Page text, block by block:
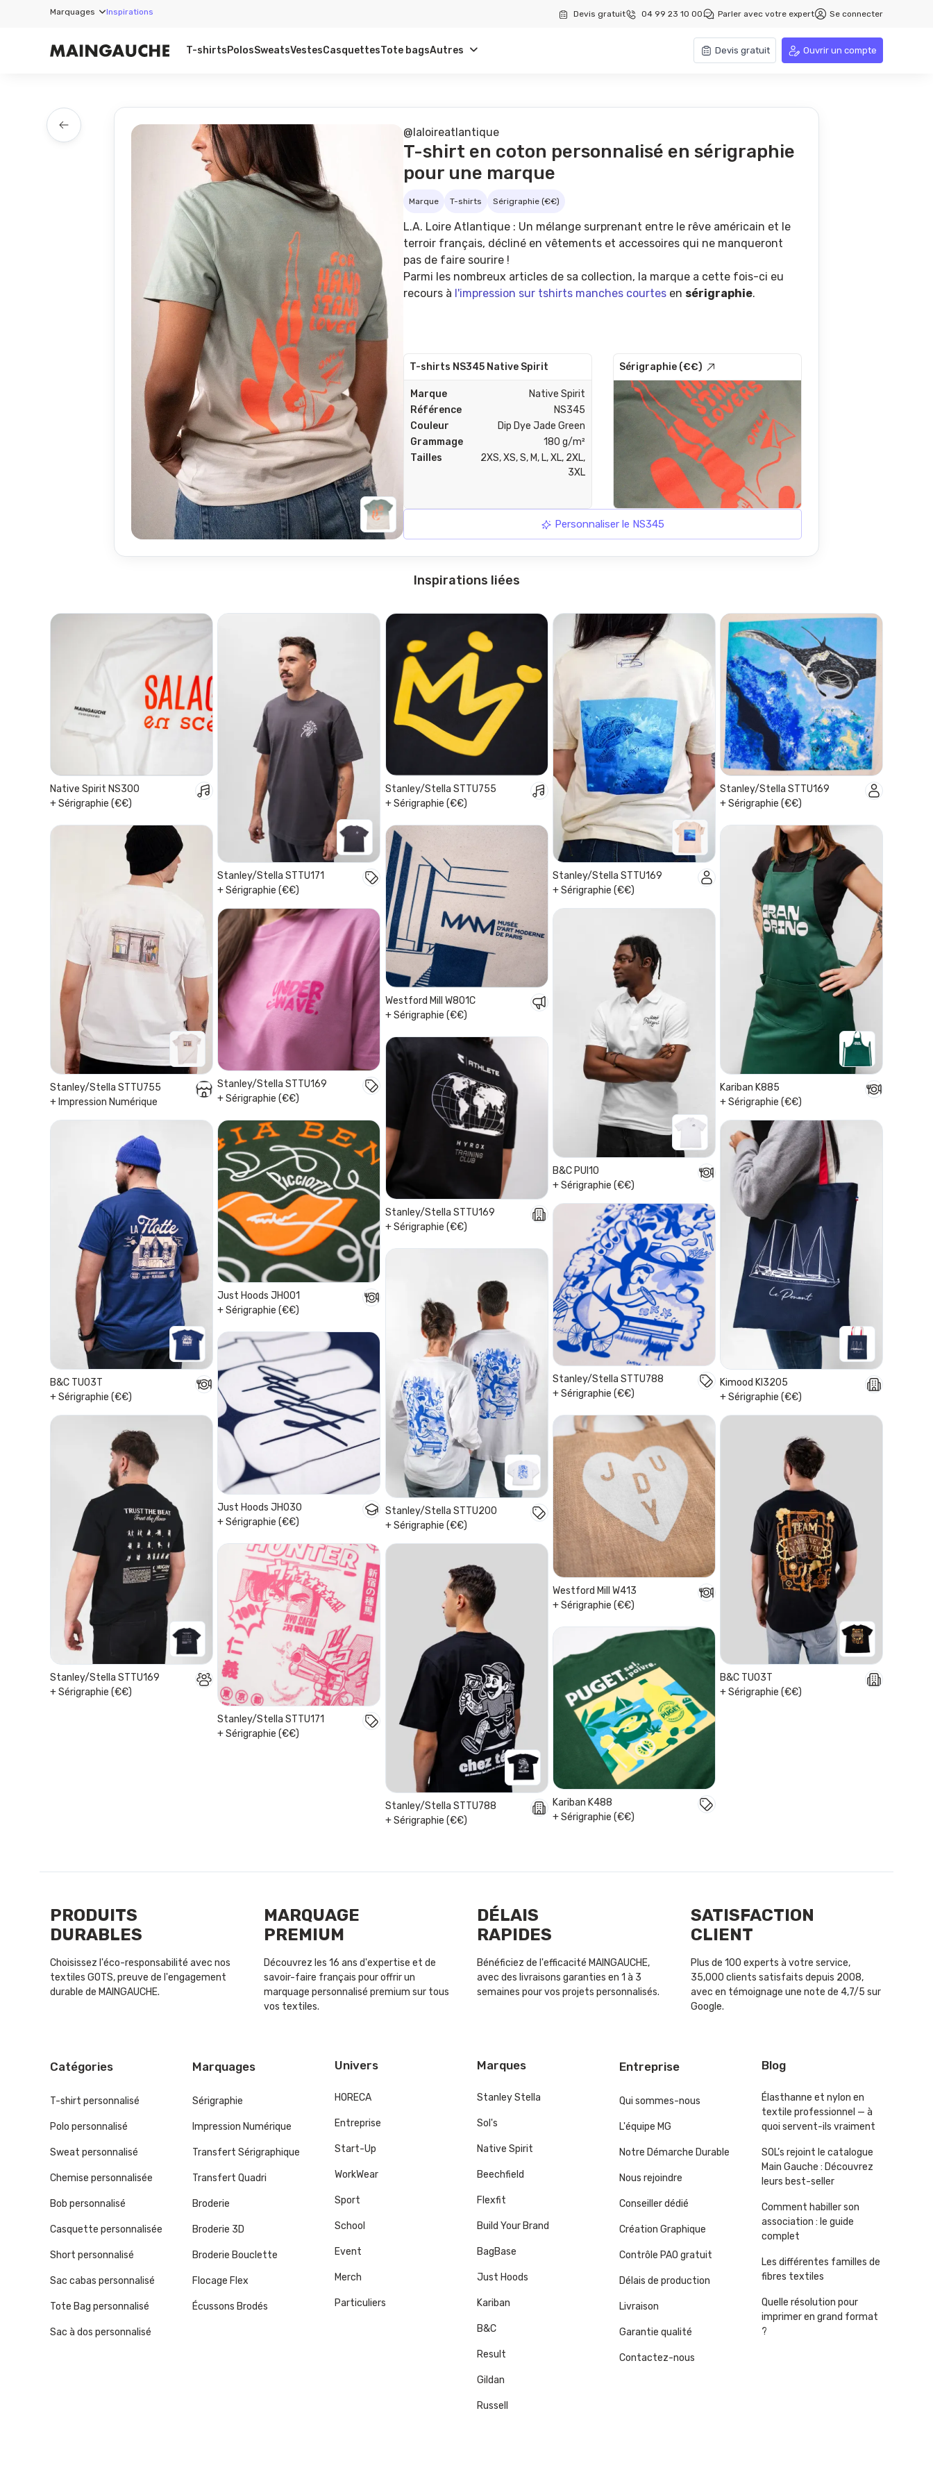
Marquages Inspirations Devis gratuit 04 99 23 10 00 Parler avec votre expert Se connecter
Devis gratuit Ouvrir un compte
T-shirtsPolosSweatsVestesCasquettesTote bagsAutres
@laloireatlantique
T-shirt en coton personnalisé en sérigraphie
pour une marque
Marque T-shirts Sérigraphie (€€)
L.A. Loire Atlantique : Un mélange surprenant entre le rêve américain et le
terroir français, décliné en vêtements et accessoires qui ne manqueront
pas de faire sourire !
Parmi les nombreux articles de sa collection, la marque a cette fois-ci eu
recours à l'impression sur tshirts manches courtes en sérigraphie.
T-shirts NS345 Native Spirit
Marque
Native Spirit
Référence
NS345
Couleur
Dip Dye Jade Green
Grammage
180 g/m²
Tailles
2XS, XS, S, M, L, XL, 2XL,
3XL
Sérigraphie (€€)
Personnaliser le NS345
Inspirations liées
Native Spirit NS300
+ Sérigraphie (€€)
Stanley/Stella STTU171
+ Sérigraphie (€€)
Stanley/Stella STTU755
+ Sérigraphie (€€)
Stanley/Stella STTU169
+ Sérigraphie (€€)
Stanley/Stella STTU169
+ Sérigraphie (€€)
Stanley/Stella STTU755
+ Impression Numérique
Westford Mill W801C
+ Sérigraphie (€€)
Kariban K885
+ Sérigraphie (€€)
Stanley/Stella STTU169
+ Sérigraphie (€€)
B&C PUI10
+ Sérigraphie (€€)
Stanley/Stella STTU169
+ Sérigraphie (€€)
B&C TU03T
+ Sérigraphie (€€)
Just Hoods JH001
+ Sérigraphie (€€)
Kimood KI3205
+ Sérigraphie (€€)
Stanley/Stella STTU788
+ Sérigraphie (€€)
Stanley/Stella STTU200
+ Sérigraphie (€€)
Just Hoods JH030
+ Sérigraphie (€€)
Stanley/Stella STTU169
+ Sérigraphie (€€)
Westford Mill W413
+ Sérigraphie (€€)
B&C TU03T
+ Sérigraphie (€€)
Stanley/Stella STTU171
+ Sérigraphie (€€)
Stanley/Stella STTU788
+ Sérigraphie (€€)
Kariban K488
+ Sérigraphie (€€)
PRODUITS
DURABLES
Choisissez l'éco-responsabilité avec nos
textiles GOTS, preuve de l'engagement
durable de MAINGAUCHE.
MARQUAGE
PREMIUM
Découvrez les 16 ans d'expertise et de
savoir-faire français pour offrir un
marquage personnalisé premium sur tous
vos textiles.
DÉLAIS
RAPIDES
Bénéficiez de l'efficacité MAINGAUCHE,
avec des livraisons garanties en 1 à 3
semaines pour vos projets personnalisés.
SATISFACTION
CLIENT
Plus de 100 experts à votre service,
35,000 clients satisfaits depuis 2008,
avec en témoignage une note de 4,7/5 sur
Google.
Catégories
T-shirt personnalisé
Polo personnalisé
Sweat personnalisé
Chemise personnalisée
Bob personnalisé
Casquette personnalisée
Short personnalisé
Sac cabas personnalisé
Tote Bag personnalisé
Sac à dos personnalisé
Marquages
Sérigraphie
Impression Numérique
Transfert Sérigraphique
Transfert Quadri
Broderie
Broderie 3D
Broderie Bouclette
Flocage Flex
Écussons Brodés
Univers
HORECA
Entreprise
Start-Up
WorkWear
Sport
School
Event
Merch
Particuliers
Marques
Stanley Stella
Sol's
Native Spirit
Beechfield
Flexfit
Build Your Brand
BagBase
Just Hoods
Kariban
B&C
Result
Gildan
Russell
Entreprise
Qui sommes-nous
L'équipe MG
Notre Démarche Durable
Nous rejoindre
Conseiller dédié
Création Graphique
Contrôle PAO gratuit
Délais de production
Livraison
Garantie qualité
Contactez-nous
Blog
Élasthanne et nylon en
textile professionnel — à
quoi servent-ils vraiment
SOL’s rejoint le catalogue
Main Gauche : Découvrez
leurs best-seller
Comment habiller son
association : le guide
complet
Les différentes familles de
fibres textiles
Quelle résolution pour
imprimer en grand format
?